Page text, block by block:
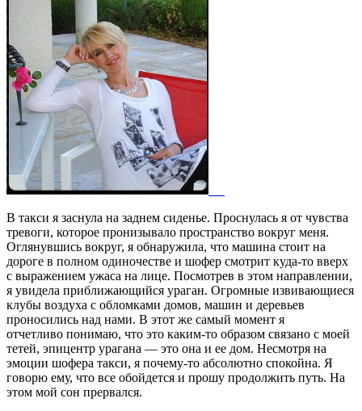
В такси я заснула на заднем сиденье. Проснулась я от чувства
тревоги, которое пронизывало пространство вокруг меня.
Оглянувшись вокруг, я обнаружила, что машина стоит на
дороге в полном одиночестве и шофер смотрит куда-то вверх
с выражением ужаса на лице. Посмотрев в этом направлении,
я увидела приближающийся ураган. Огромные извивающиеся
клубы воздуха с обломками домов, машин и деревьев
проносились над нами. В этот же самый момент я
отчетливо понимаю, что это каким-то образом связано с моей
тетей, эпицентр урагана — это она и ее дом. Несмотря на
эмоции шофера такси, я почему-то абсолютно спокойна. Я
говорю ему, что все обойдется и прошу продолжить путь. На
этом мой сон прервался.